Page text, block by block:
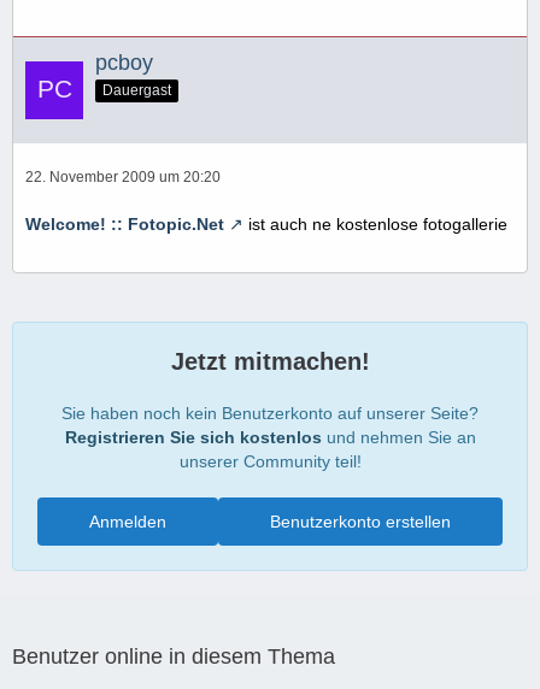
pcboy
Dauergast
22. November 2009 um 20:20
Welcome! :: Fotopic.Net ist auch ne kostenlose fotogallerie
Jetzt mitmachen!
Sie haben noch kein Benutzerkonto auf unserer Seite?
Registrieren Sie sich kostenlos und nehmen Sie an
unserer Community teil!
Benutzerkonto erstellen
Anmelden
Benutzer online in diesem Thema